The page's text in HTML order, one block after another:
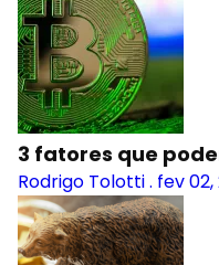
3 fatores que
Rodrigo Tolotti. fev 02,